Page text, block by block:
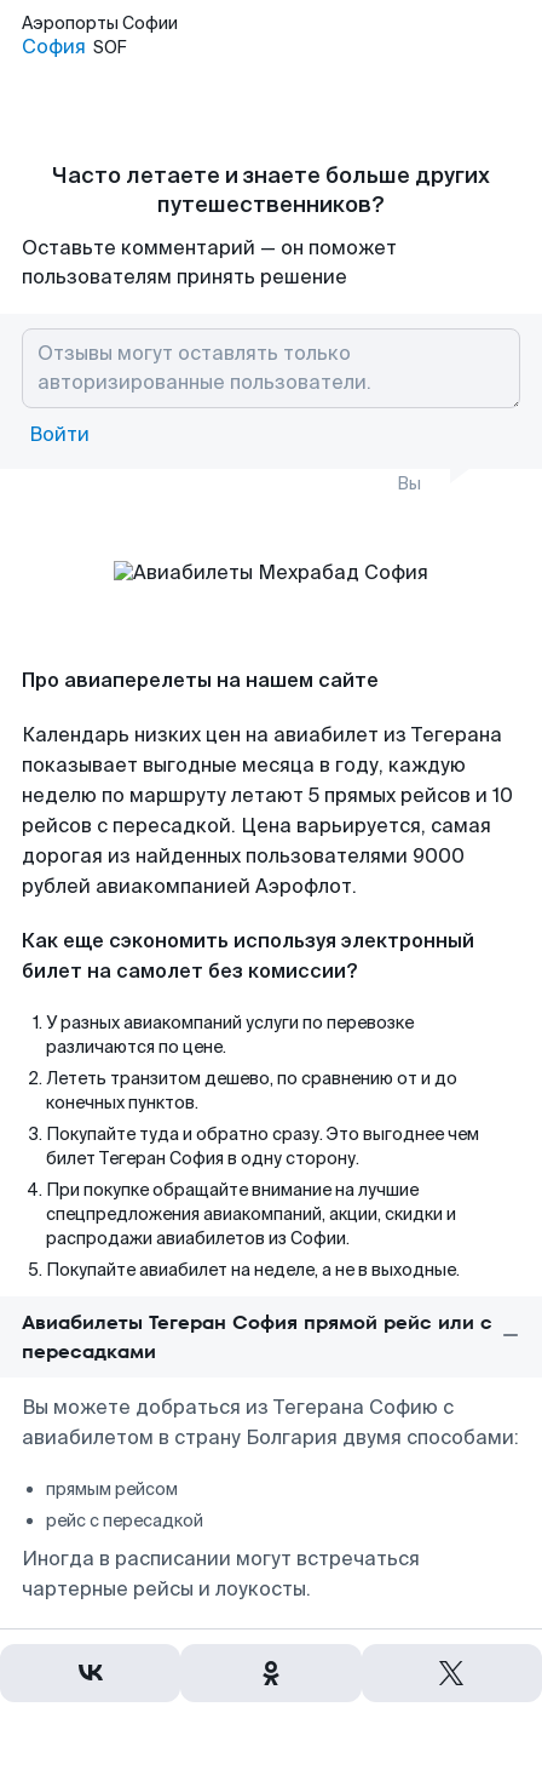
Аэропорты Софии
София SOF
Часто летаете и знаете больше других
путешественников?
Оставьте комментарий — он поможет
пользователям принять решение
Войти
Вы
Про авиаперелеты на нашем сайте
Календарь низких цен на авиабилет из Тегерана
показывает выгодные месяца в году, каждую
неделю по маршруту летают 5 прямых рейсов и 10
рейсов с пересадкой. Цена варьируется, самая
дорогая из найденных пользователями 9000
рублей авиакомпанией Аэрофлот.
Как еще сэкономить используя электронный
билет на самолет без комиссии?
У разных авиакомпаний услуги по перевозке
различаются по цене.
Лететь транзитом дешево, по сравнению от и до
конечных пунктов.
Покупайте туда и обратно сразу. Это выгоднее чем
билет Тегеран София в одну сторону.
При покупке обращайте внимание на лучшие
спецпредложения авиакомпаний, акции, скидки и
распродажи авиабилетов из Софии.
Покупайте авиабилет на неделе, а не в выходные.
Авиабилеты Тегеран София прямой рейс или с
пересадками
Вы можете добраться из Тегерана Софию с
авиабилетом в страну Болгария двумя способами:
прямым рейсом
рейс с пересадкой
Иногда в расписании могут встречаться
чартерные рейсы и лоукосты.